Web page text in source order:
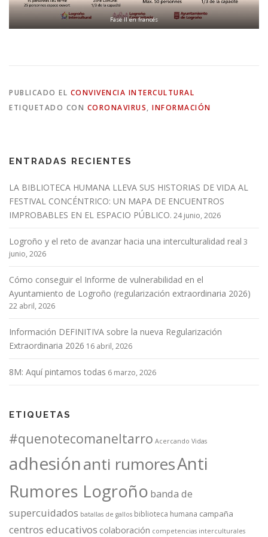
Fase II en francés
PUBLICADO EL CONVIVENCIA INTERCULTURAL
ETIQUETADO CON CORONAVIRUS, INFORMACIÓN
ENTRADAS RECIENTES
LA BIBLIOTECA HUMANA LLEVA SUS HISTORIAS DE VIDA AL
FESTIVAL CONCÉNTRICO: UN MAPA DE ENCUENTROS
IMPROBABLES EN EL ESPACIO PÚBLICO. 24 junio, 2026
Logroño y el reto de avanzar hacia una interculturalidad real 3
junio, 2026
Cómo conseguir el Informe de vulnerabilidad en el
Ayuntamiento de Logroño (regularización extraordinaria 2026)
22 abril, 2026
Información DEFINITIVA sobre la nueva Regularización
Extraordinaria 2026 16 abril, 2026
8M: Aquí pintamos todas 6 marzo, 2026
ETIQUETAS
#quenotecomaneltarro Acercando Vidas
adhesiónanti rumoresAnti
Rumores Logroño banda de
supercuidados batallas de gallos biblioteca humana campaña
centros educativos colaboración competencias interculturales